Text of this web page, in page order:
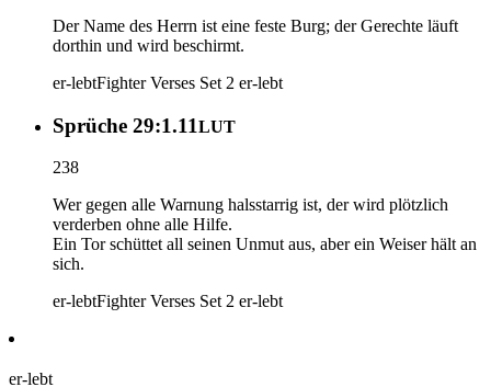
Der Name des Herrn ist eine feste Burg; der Gerechte läuft
dorthin und wird beschirmt.
er-lebtFighter Verses Set 2 er-lebt
Sprüche 29:1.11LUT
238
Wer gegen alle Warnung halsstarrig ist, der wird plötzlich
verderben ohne alle Hilfe.
Ein Tor schüttet all seinen Unmut aus, aber ein Weiser hält an
sich.
er-lebtFighter Verses Set 2 er-lebt
er-lebt